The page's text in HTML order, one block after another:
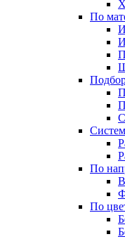
По
По
По